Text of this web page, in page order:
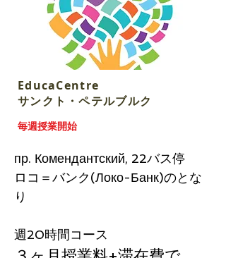
毎週授業開始
пр. Комендантский, 22バス停
ロコ＝バンク(Локо-Банк)のとな
り
​週20時間コース
EducaCentre
​サンクト・ペテルブルク